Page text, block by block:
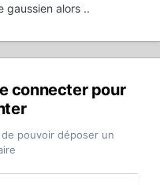
gaussien alors ..
connecter pour
pouvoir déposer un